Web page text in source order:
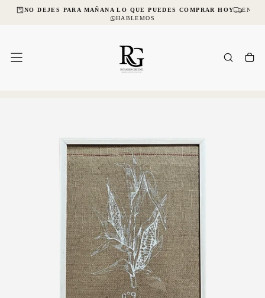
SALTAR
NO DEJES PARA MAÑANA LO QUE PUEDES COMPRAR HOY
HABLEMOS